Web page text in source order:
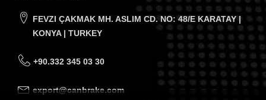
FEVZI ÇAKMAK MH. ASLIM CD. NO: 48/E KARATAY |
KONYA | TURKEY
+90.332 345 03 30
export@canbrake.com